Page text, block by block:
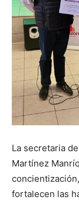
La secretaria
Martínez
fortalecen las